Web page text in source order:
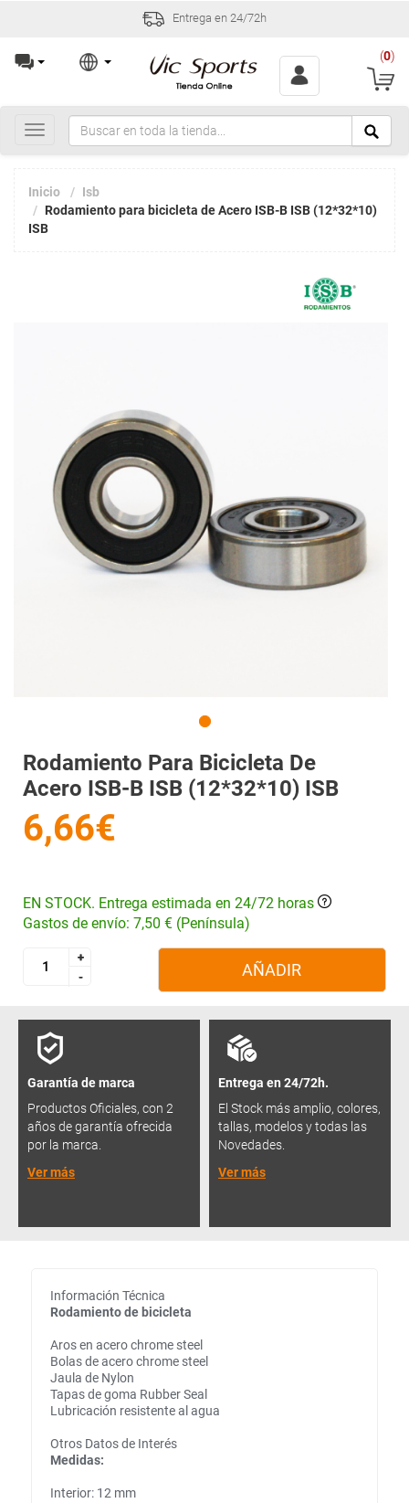
Entrega en 24/72h
(0)
Toggle
navigation
Inicio
Isb
Rodamiento para bicicleta de Acero ISB-B ISB (12*32*10)
ISB
Rodamiento Para Bicicleta De
Acero ISB-B ISB (12*32*10) ISB
6,66€
EN STOCK. Entrega estimada en 24/72 horas
Gastos de envío: 7,50 € (Península)
+
-
+
-
AÑADIR
Garantía de marca
Productos Oficiales, con 2
años de garantía ofrecida
por la marca.
Ver más
Entrega en 24/72h.
El Stock más amplio, colores,
tallas, modelos y todas las
Novedades.
Ver más
Información Técnica
Rodamiento de bicicleta
Aros en acero chrome steel
Bolas de acero chrome steel
Jaula de Nylon
Tapas de goma Rubber Seal
Lubricación resistente al agua
Otros Datos de Interés
Medidas:
Interior: 12 mm